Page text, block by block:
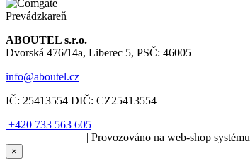
Prevádzkareň
ABOUTEL s.r.o.
Dvorská 476/14a, Liberec 5, PSČ: 46005
info@aboutel.cz
IČ: 25413554 DIČ: CZ25413554
+420 733 563 605
| Provozováno na web-shop systému
×